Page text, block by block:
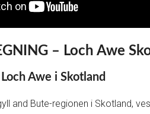
– Loch Awe
Awe i Skotland
and Bute-regionen i Skotland,